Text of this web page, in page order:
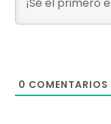
0 COMENTARIOS